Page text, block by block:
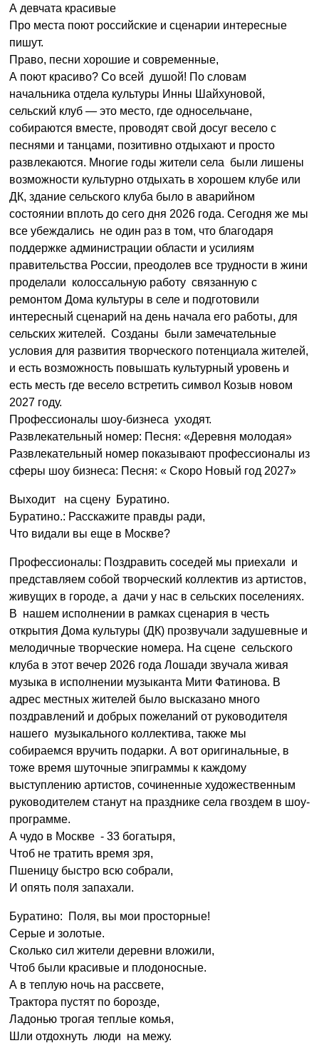
А девчата красивые
Про места поют российские и сценарии интересные
пишут.
Право, песни хорошие и современные,
А поют красиво? Со всей душой! По словам
начальника отдела культуры Инны Шайхуновой,
сельский клуб — это место, где односельчане,
собираются вместе, проводят свой досуг весело с
песнями и танцами, позитивно отдыхают и просто
развлекаются. Многие годы жители села были лишены
возможности культурно отдыхать в хорошем клубе или
ДК, здание сельского клуба было в аварийном
состоянии вплоть до сего дня 2026 года. Сегодня же мы
все убеждались не один раз в том, что благодаря
поддержке администрации области и усилиям
правительства России, преодолев все трудности в жини
проделали колоссальную работу связанную с
ремонтом Дома культуры в селе и подготовили
интересный сценарий на день начала его работы, для
сельских жителей. Созданы были замечательные
условия для развития творческого потенциала жителей,
и есть возможность повышать культурный уровень и
есть месть где весело встретить символ Козыв новом
2027 году.
Профессионалы шоу-бизнеса уходят.
Развлекательный номер: Песня: «Деревня молодая»
Развлекательный номер показывают профессионалы из
сферы шоу бизнеса: Песня: « Скоро Новый год 2027»
Выходит на сцену Буратино.
Буратино.: Расскажите правды ради,
Что видали вы еще в Москве?
Профессионалы: Поздравить соседей мы приехали и
представляем собой творческий коллектив из артистов,
живущих в городе, а дачи у нас в сельских поселениях.
В нашем исполнении в рамках сценария в честь
открытия Дома культуры (ДК) прозвучали задушевные и
мелодичные творческие номера. На сцене сельского
клуба в этот вечер 2026 года Лошади звучала живая
музыка в исполнении музыканта Мити Фатинова. В
адрес местных жителей было высказано много
поздравлений и добрых пожеланий от руководителя
нашего музыкального коллектива, также мы
собираемся вручить подарки. А вот оригинальные, в
тоже время шуточные эпиграммы к каждому
выступлению артистов, сочиненные художественным
руководителем станут на празднике села гвоздем в шоу-
программе.
А чудо в Москве - 33 богатыря,
Чтоб не тратить время зря,
Пшеницу быстро всю собрали,
И опять поля запахали.
Буратино: Поля, вы мои просторные!
Серые и золотые.
Сколько сил жители деревни вложили,
Чтоб были красивые и плодоносные.
А в теплую ночь на рассвете,
Трактора пустят по борозде,
Ладонью трогая теплые комья,
Шли отдохнуть люди на межу.